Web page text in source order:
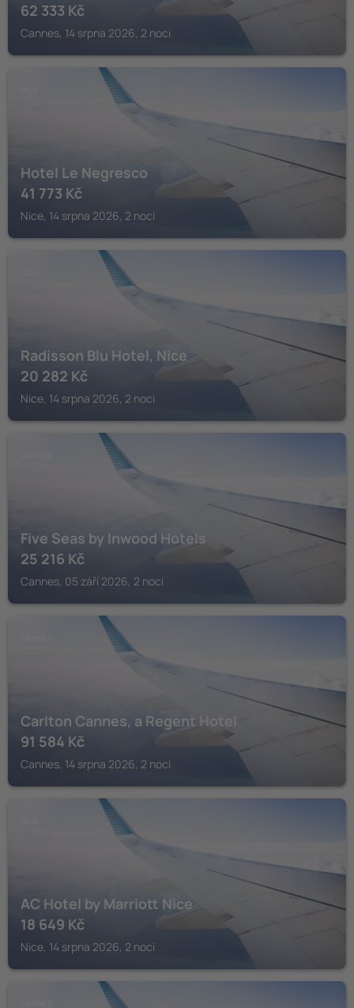
62 333 Kč
Cannes, 14 srpna 2026, 2 noci
Hotel Le Negresco
41 773 Kč
Nice, 14 srpna 2026, 2 noci
Radisson Blu Hotel, Nice
20 282 Kč
Nice, 14 srpna 2026, 2 noci
Five Seas by Inwood Hotels
25 216 Kč
Cannes, 05 září 2026, 2 noci
Carlton Cannes, a Regent Hotel
91 584 Kč
Cannes, 14 srpna 2026, 2 noci
AC Hotel by Marriott Nice
18 649 Kč
Nice, 14 srpna 2026, 2 noci